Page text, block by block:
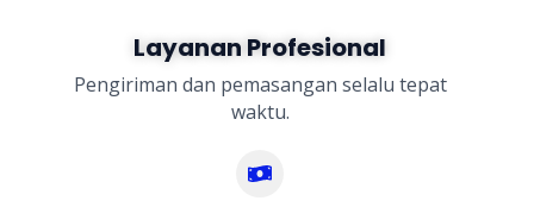
Layanan Profesional
Pengiriman dan pemasangan selalu tepat
waktu.